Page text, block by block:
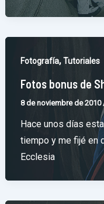
Fotografía,Tutoriales
Fotos bonus de
8 de noviembre de 2010
Hace unos días
tiempo y me fijé en
Ecclesia